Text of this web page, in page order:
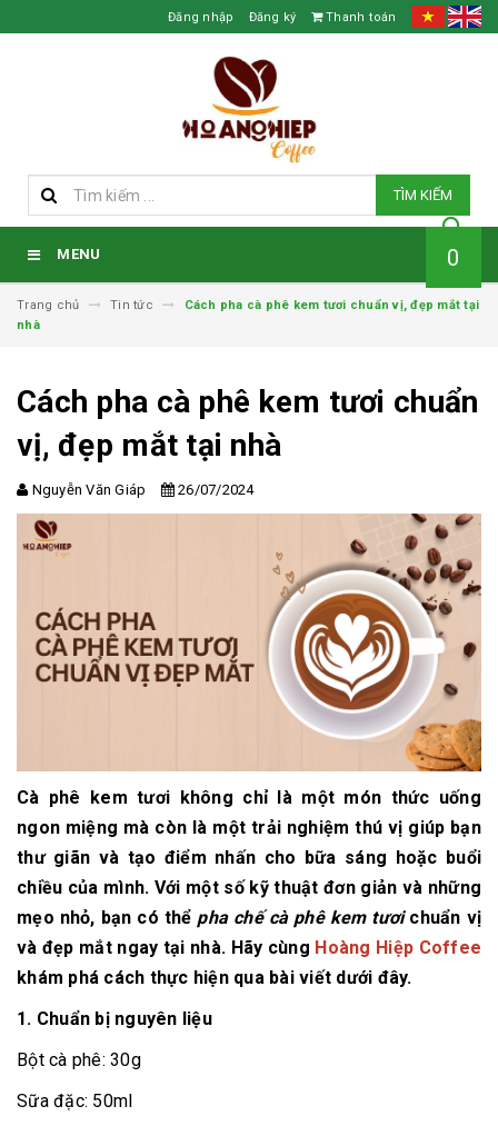
Đăng nhập Đăng ký Thanh toán
TÌM KIẾM
MENU 0
Trang chủ Tin tức
Cách pha cà phê kem tươi chuẩn vị, đẹp mắt tại
nhà
Cách pha cà phê kem tươi chuẩn
vị, đẹp mắt tại nhà
Nguyễn Văn Giáp 26/07/2024
Cà phê kem tươi không chỉ là một món thức uống
ngon miệng mà còn là một trải nghiệm thú vị giúp bạn
thư giãn và tạo điểm nhấn cho bữa sáng hoặc buổi
chiều của mình. Với một số kỹ thuật đơn giản và những
mẹo nhỏ, bạn có thể pha chế cà phê kem tươi chuẩn vị
và đẹp mắt ngay tại nhà. Hãy cùng Hoàng Hiệp Coffee
khám phá cách thực hiện qua bài viết dưới đây.
1. Chuẩn bị nguyên liệu
Bột cà phê: 30g
Sữa đặc: 50ml